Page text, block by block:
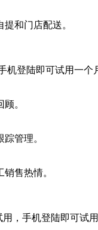
和门店配送。
机登陆即可试用一个
。
管理。
售热情。
，手机登陆即可试用